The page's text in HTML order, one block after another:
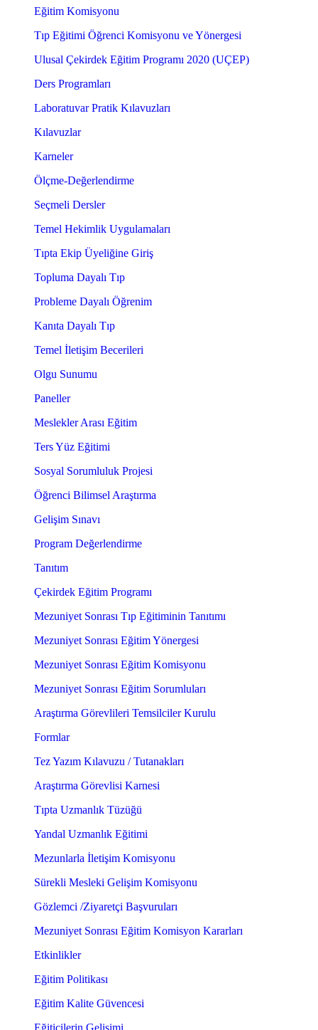
Eğitim Komisyonu
Tıp Eğitimi Öğrenci Komisyonu ve Yönergesi
Ulusal Çekirdek Eğitim Programı 2020 (UÇEP)
Ders Programları
Laboratuvar Pratik Kılavuzları
Kılavuzlar
Karneler
Ölçme-Değerlendirme
Seçmeli Dersler
Temel Hekimlik Uygulamaları
Tıpta Ekip Üyeliğine Giriş
Topluma Dayalı Tıp
Probleme Dayalı Öğrenim
Kanıta Dayalı Tıp
Temel İletişim Becerileri
Olgu Sunumu
Paneller
Meslekler Arası Eğitim
Ters Yüz Eğitimi
Sosyal Sorumluluk Projesi
Öğrenci Bilimsel Araştırma
Gelişim Sınavı
Program Değerlendirme
Tanıtım
Çekirdek Eğitim Programı
Mezuniyet Sonrası Tıp Eğitiminin Tanıtımı
Mezuniyet Sonrası Eğitim Yönergesi
Mezuniyet Sonrası Eğitim Komisyonu
Mezuniyet Sonrası Eğitim Sorumluları
Araştırma Görevlileri Temsilciler Kurulu
Formlar
Tez Yazım Kılavuzu / Tutanakları
Araştırma Görevlisi Karnesi
Tıpta Uzmanlık Tüzüğü
Yandal Uzmanlık Eğitimi
Mezunlarla İletişim Komisyonu
Sürekli Mesleki Gelişim Komisyonu
Gözlemci /Ziyaretçi Başvuruları
Mezuniyet Sonrası Eğitim Komisyon Kararları
Etkinlikler
Eğitim Politikası
Eğitim Kalite Güvencesi